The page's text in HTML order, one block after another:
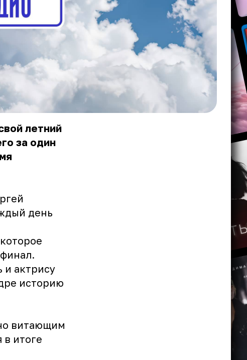
летний
за один
день
и актрису
историю
витающим
в итоге